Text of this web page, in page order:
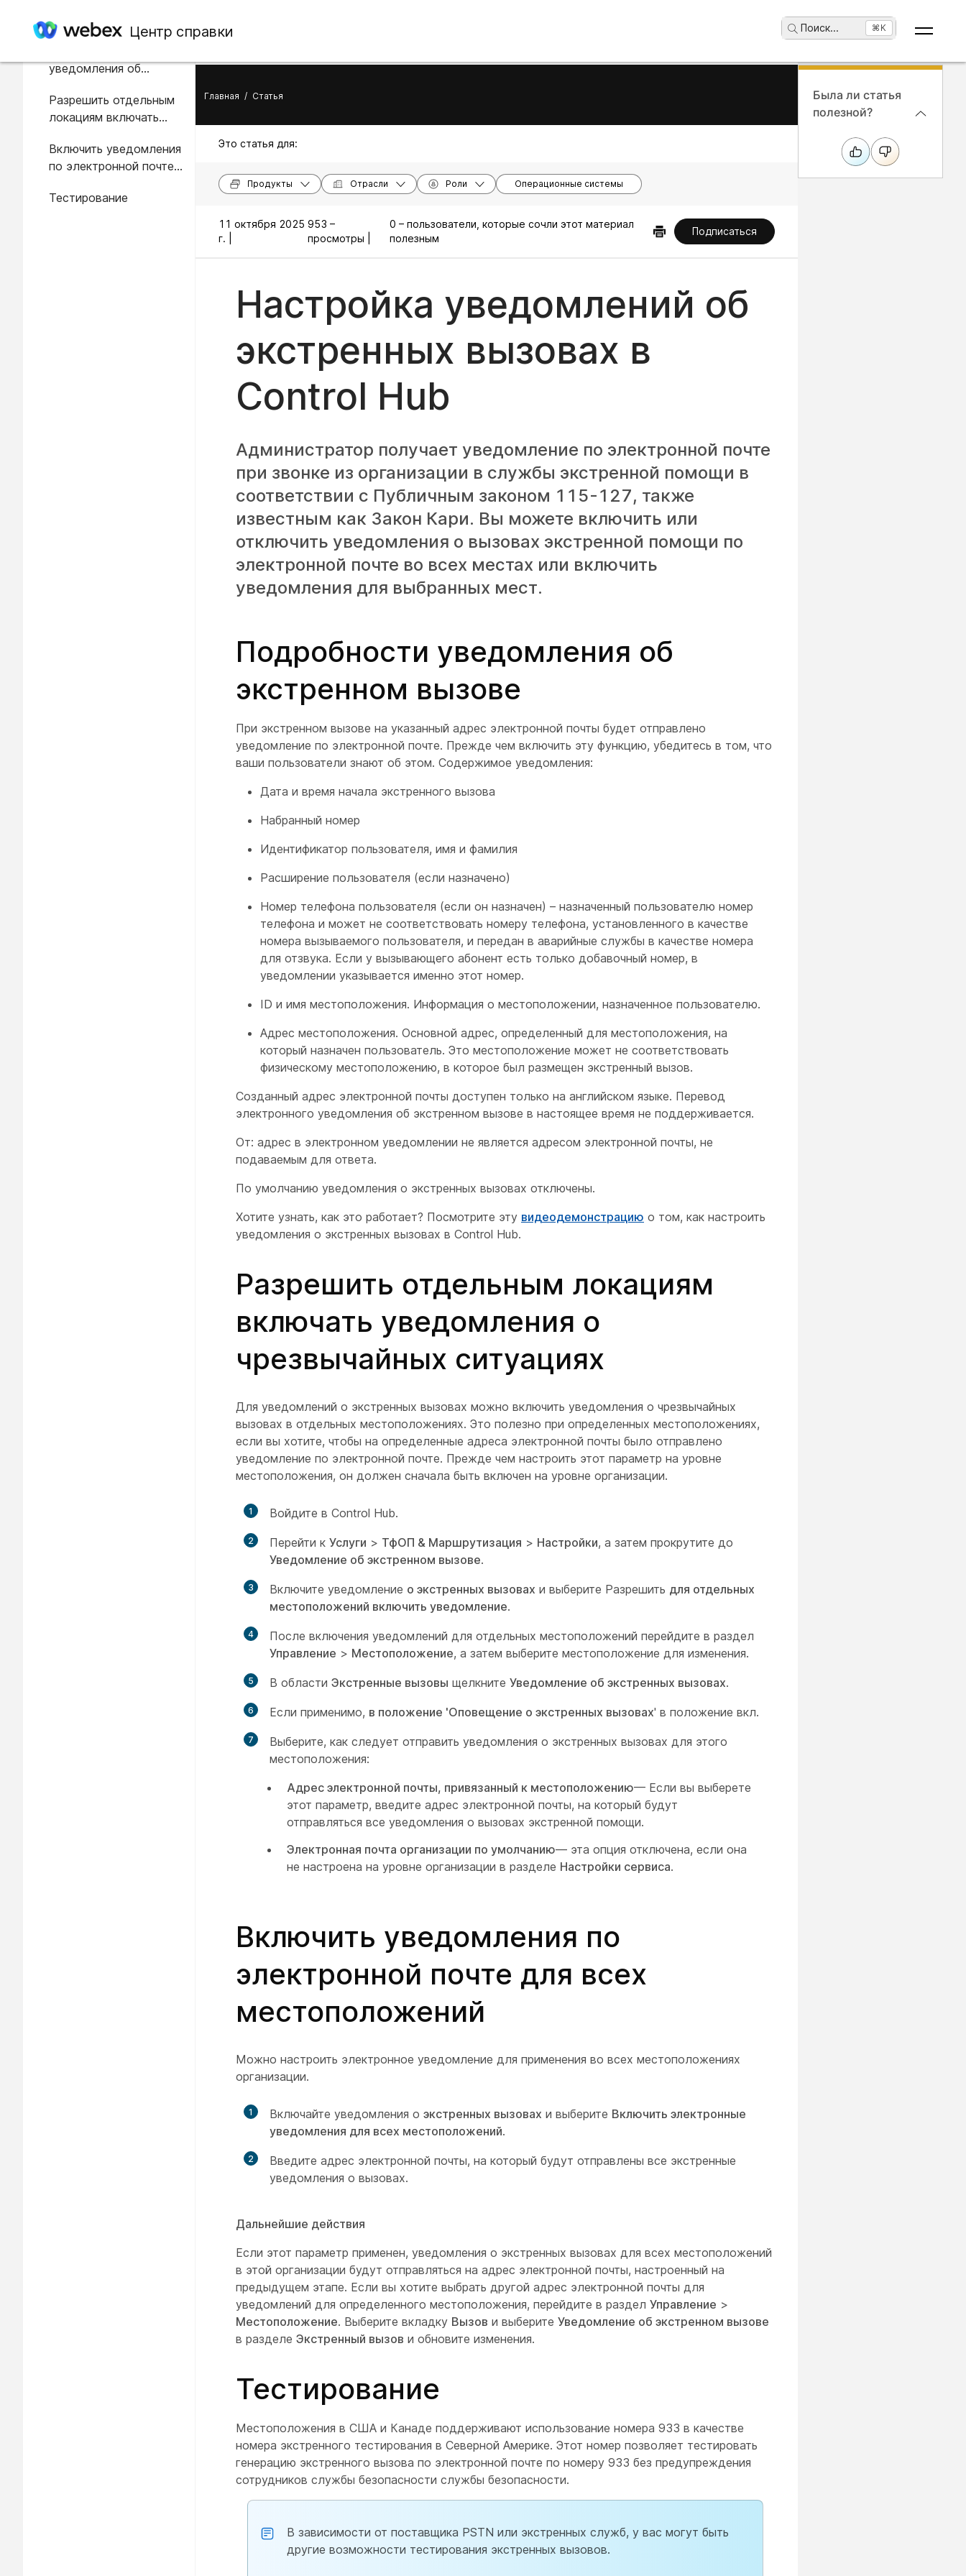
Центр справки Поиск... ⌘K
В этой статье
уведомления об
Разрешить отдельным
локациям включать
чрезвычайных
ситуациях
Включить уведомления
по электронной почте
местоположений
Тестирование
Главная / Статья
Это статья для:
Продукты Отрасли Роли Операционные системы
11 октября 2025
г. |
953 –
просмотры |
0 – пользователи, которые сочли этот материал
полезным
Подписаться
Настройка уведомлений об
экстренных вызовах в
Control Hub
Администратор получает уведомление по электронной почте
при звонке из организации в службы экстренной помощи в
соответствии с Публичным законом 115-127, также
известным как Закон Кари. Вы можете включить или
отключить уведомления о вызовах экстренной помощи по
электронной почте во всех местах или включить
уведомления для выбранных мест.
Подробности уведомления об
экстренном вызове
При экстренном вызове на указанный адрес электронной почты будет отправлено
уведомление по электронной почте. Прежде чем включить эту функцию, убедитесь в том, что
ваши пользователи знают об этом. Содержимое уведомления:
Дата и время начала экстренного вызова
Набранный номер
Идентификатор пользователя, имя и фамилия
Расширение пользователя (если назначено)
Номер телефона пользователя (если он назначен) – назначенный пользователю номер
телефона и может не соответствовать номеру телефона, установленного в качестве
номера вызываемого пользователя, и передан в аварийные службы в качестве номера
для отзвука. Если у вызывающего абонент есть только добавочный номер, в
уведомлении указывается именно этот номер.
ID и имя местоположения. Информация о местоположении, назначенное пользователю.
Адрес местоположения. Основной адрес, определенный для местоположения, на
который назначен пользователь. Это местоположение может не соответствовать
физическому местоположению, в которое был размещен экстренный вызов.
Созданный адрес электронной почты доступен только на английском языке. Перевод
электронного уведомления об экстренном вызове в настоящее время не поддерживается.
От: адрес в электронном уведомлении не является адресом электронной почты, не
подаваемым для ответа.
По умолчанию уведомления о экстренных вызовах отключены.
Хотите узнать, как это работает? Посмотрите эту видеодемонстрацию о том, как настроить
уведомления о экстренных вызовах в Control Hub.
Разрешить отдельным локациям
включать уведомления о
чрезвычайных ситуациях
Для уведомлений о экстренных вызовах можно включить уведомления о чрезвычайных
вызовах в отдельных местоположениях. Это полезно при определенных местоположениях,
если вы хотите, чтобы на определенные адреса электронной почты было отправлено
уведомление по электронной почте. Прежде чем настроить этот параметр на уровне
местоположения, он должен сначала быть включен на уровне организации.
1 Войдите в Control Hub.
2 Перейти к Услуги > ТфОП & Маршрутизация > Настройки, а затем прокрутите до
Уведомление об экстренном вызове.
3 Включите уведомление о экстренных вызовах и выберите Разрешить для отдельных
местоположений включить уведомление.
4
После включения уведомлений для отдельных местоположений перейдите в раздел
Управление > Местоположение, а затем выберите местоположение для изменения.
5 В области Экстренные вызовы щелкните Уведомление об экстренных вызовах.
6 Если применимо, в положение 'Оповещение о экстренных вызовах' в положение вкл.
7
Выберите, как следует отправить уведомления о экстренных вызовах для этого
местоположения:
Адрес электронной почты, привязанный к местоположению— Если вы выберете
этот параметр, введите адрес электронной почты, на который будут
отправляться все уведомления о вызовах экстренной помощи.
Электронная почта организации по умолчанию— эта опция отключена, если она
не настроена на уровне организации в разделе Настройки сервиса.
Включить уведомления по
электронной почте для всех
местоположений
Можно настроить электронное уведомление для применения во всех местоположениях
организации.
1 Включайте уведомления о экстренных вызовах и выберите Включить электронные
уведомления для всех местоположений.
2
Введите адрес электронной почты, на который будут отправлены все экстренные
уведомления о вызовах.
Дальнейшие действия
Если этот параметр применен, уведомления о экстренных вызовах для всех местоположений
в этой организации будут отправляться на адрес электронной почты, настроенный на
предыдущем этапе. Если вы хотите выбрать другой адрес электронной почты для
уведомлений для определенного местоположения, перейдите в раздел Управление >
Местоположение. Выберите вкладку Вызов и выберите Уведомление об экстренном вызове
в разделе Экстренный вызов и обновите изменения.
Тестирование
Местоположения в США и Канаде поддерживают использование номера 933 в качестве
номера экстренного тестирования в Северной Америке. Этот номер позволяет тестировать
генерацию экстренного вызова по электронной почте по номеру 933 без предупреждения
сотрудников службы безопасности службы безопасности.
В зависимости от поставщика PSTN или экстренных служб, у вас могут быть
другие возможности тестирования экстренных вызовов.
Была ли статья
полезной?